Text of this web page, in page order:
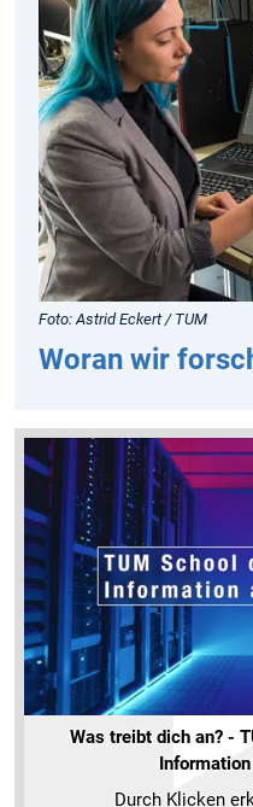
Foto: Astrid Eckert / TUM
Woran wir
Was treibt dich an? -
Durch Klicken